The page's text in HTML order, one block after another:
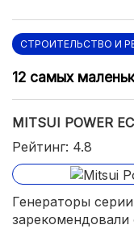
СТРОИТЕЛЬСТВО И
12 самых
MITSUI POWER
Рейтинг: 4.8
Генераторы